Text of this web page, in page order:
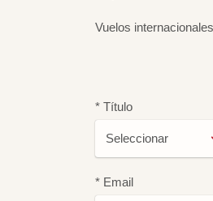
Vuelos
* Título
* Email